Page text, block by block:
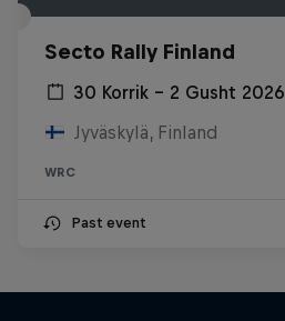
Secto Rally Finland
30 Korrik – 2 Gusht 2026
Jyväskylä, Finland
WRC
Past event